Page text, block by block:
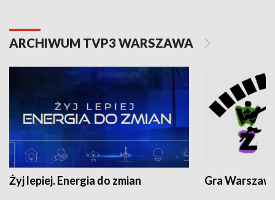
ARCHIWUM TVP3 WARSZAWA
Żyj lepiej. Energia do zmian Gra